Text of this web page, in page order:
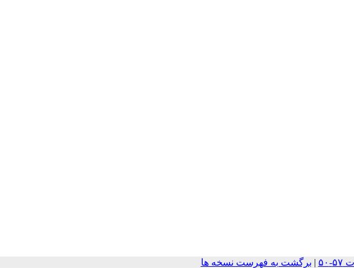
| برگشت به فهرست نسخه ها